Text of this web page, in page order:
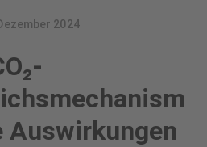
2024
Auswirkungen